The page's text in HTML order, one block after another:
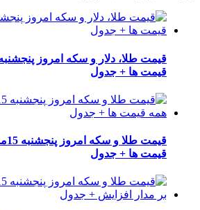
قیمت ها + جدول
قیمت ها + جدول